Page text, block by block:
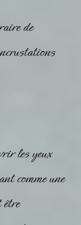
de
les yeux
comme une